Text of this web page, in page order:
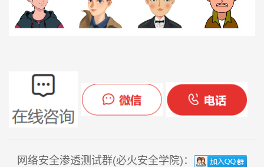
网络安全渗透测试群(必火安全学院)：